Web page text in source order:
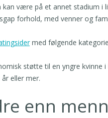
være på et annet stadium i
forhold, med venner og
med følgende
støtte til en yngre kvinne
eller mer.
enn menn